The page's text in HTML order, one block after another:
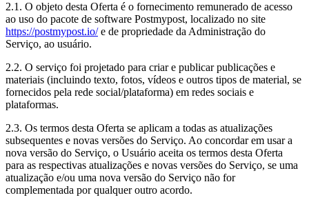
2.1. O objeto desta Oferta é o fornecimento remunerado de acesso
ao uso do pacote de software Postmypost, localizado no site
https://postmypost.io/e de propriedade da Administração do
Serviço, ao usuário.
2.2. O serviço foi projetado para criar e publicar publicações e
materiais (incluindo texto, fotos, vídeos e outros tipos de material, se
fornecidos pela rede social/plataforma) em redes sociais e
plataformas.
2.3. Os termos desta Oferta se aplicam a todas as atualizações
subsequentes e novas versões do Serviço. Ao concordar em usar a
nova versão do Serviço, o Usuário aceita os termos desta Oferta
para as respectivas atualizações e novas versões do Serviço, se uma
atualização e/ou uma nova versão do Serviço não for
complementada por qualquer outro acordo.